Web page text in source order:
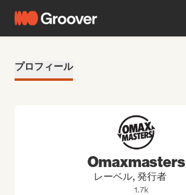
プロフィール
Omaxmasters
レーベル, 発行者
1.7k